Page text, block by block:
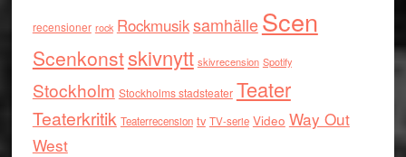
recensioner rock RockmusiksamhälleScen
Scenkonstskivnytt skivrecension Spotify
Stockholm Stockholms stadsteater Teater
Teaterkritik Teaterrecension tv TV-serie Video Way Out
West